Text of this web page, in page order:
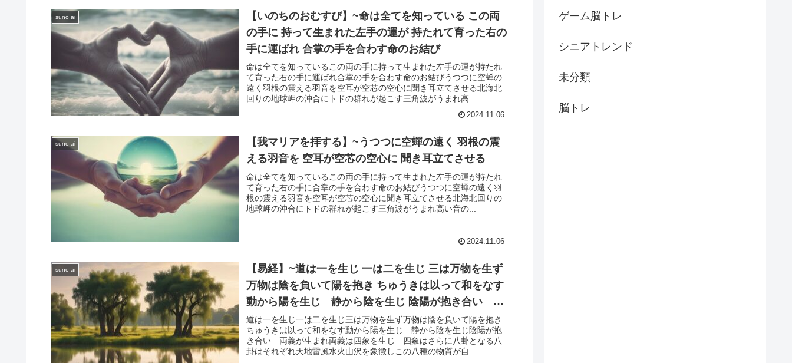
suno ai
【いのちのおむすび】~命は全てを知っている この両
の手に 持って生まれた左手の運が 持たれて育った右の
手に運ばれ 合掌の手を合わす命のお結び
命は全てを知っているこの両の手に持って生まれた左手の運が持たれ
て育った右の手に運ばれ合掌の手を合わす命のお結びうつつに空蝉の
遠く羽根の震える羽音を空耳が空芯の空心に聞き耳立てさせる北海北
回りの地球岬の沖合にトドの群れが起こす三角波がうまれ高...
2024.11.06
suno ai
【我マリアを拝する】~うつつに空蟬の遠く 羽根の震
える羽音を 空耳が空芯の空心に 聞き耳立てさせる
命は全てを知っているこの両の手に持って生まれた左手の運が持たれ
て育った右の手に合掌の手を合わす命のお結びうつつに空蟬の遠く羽
根の震える羽音を空耳が空芯の空心に聞き耳立てさせる北海北回りの
地球岬の沖合にトドの群れが起こす三角波がうまれ高い音の...
2024.11.06
suno ai
【易経】~道は一を生じ 一は二を生じ 三は万物を生ず
万物は陰を負いて陽を抱き ちゅうきは以って和をなす
動から陽を生じ 静から陰を生じ 陰陽が抱き合い 両
義が生まれ 両義は四象を生じ 四象はさらに八卦とな
る
道は一を生じ一は二を生じ三は万物を生ず万物は陰を負いて陽を抱き
ちゅうきは以って和をなす動から陽を生じ 静から陰を生じ陰陽が抱
き合い 両義が生まれ両義は四象を生じ 四象はさらに八卦となる八
卦はそれぞれ天地雷風水火山沢を象徴しこの八種の物質が自...
ゲーム脳トレ
シニアトレンド
未分類
脳トレ